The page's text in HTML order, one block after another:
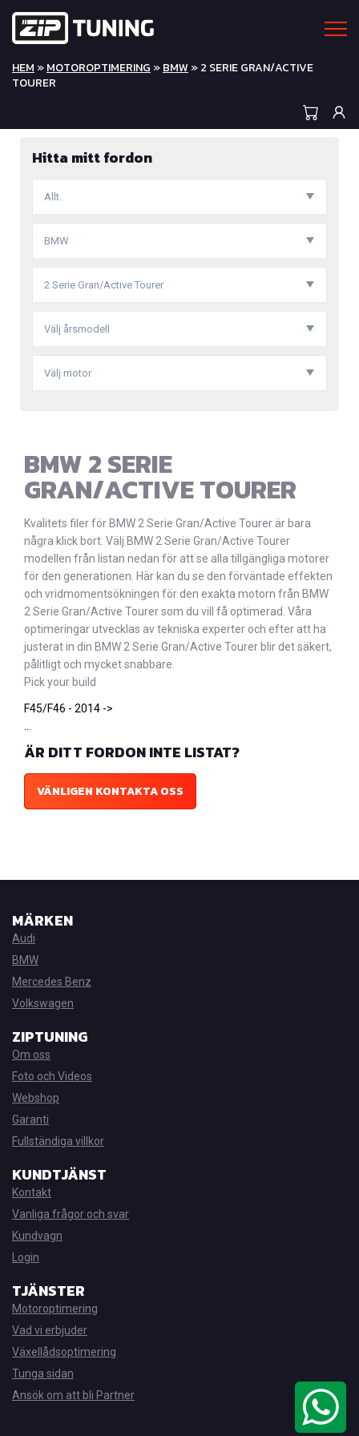
HEM »MOTOROPTIMERING »BMW » 2 SERIE GRAN/ACTIVE
TOURER
Hitta mitt fordon
Allt.
BMW
2 Serie Gran/Active Tourer
Välj årsmodell
Välj motor
BMW 2 SERIE
GRAN/ACTIVE TOURER
Kvalitets filer för BMW 2 Serie Gran/Active Tourer är bara
några klick bort. Välj BMW 2 Serie Gran/Active Tourer
modellen från listan nedan för att se alla tillgängliga motorer
för den generationen. Här kan du se den förväntade effekten
och vridmomentsökningen för den exakta motorn från BMW
2 Serie Gran/Active Tourer som du vill få optimerad. Våra
optimeringar utvecklas av tekniska experter och efter att ha
justerat in din BMW 2 Serie Gran/Active Tourer blir det säkert,
pålitligt och mycket snabbare.
Pick your build
F45/F46 - 2014 ->
ÄR DITT FORDON INTE LISTAT?
VÄNLIGEN KONTAKTA OSS
MÄRKEN
Audi
BMW
Mercedes Benz
Volkswagen
ZIPTUNING
Om oss
Foto och Videos
Webshop
Garanti
Fullständiga villkor
KUNDTJÄNST
Kontakt
Vanliga frågor och svar
Kundvagn
Login
TJÄNSTER
Motoroptimering
Vad vi erbjuder
Växellådsoptimering
Tunga sidan
Ansök om att bli Partner